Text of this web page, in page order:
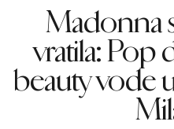
Madonna
vratila: Pop
beauty vode